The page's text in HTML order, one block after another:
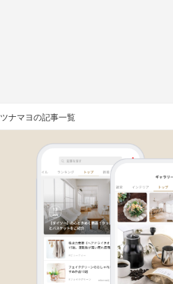
ツナマヨの記事一覧